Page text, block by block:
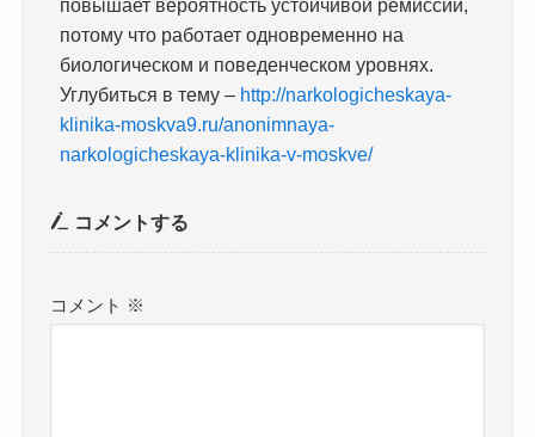
повышает вероятность устойчивой ремиссии,
потому что работает одновременно на
биологическом и поведенческом уровнях.
Углубиться в тему – http://narkologicheskaya-
klinika-moskva9.ru/anonimnaya-
narkologicheskaya-klinika-v-moskve/
コメントする
コメント ※